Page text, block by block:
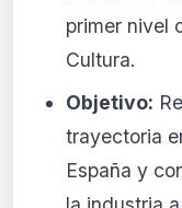
primer nivel
Cultura.
Objetivo:
trayectoria
España y